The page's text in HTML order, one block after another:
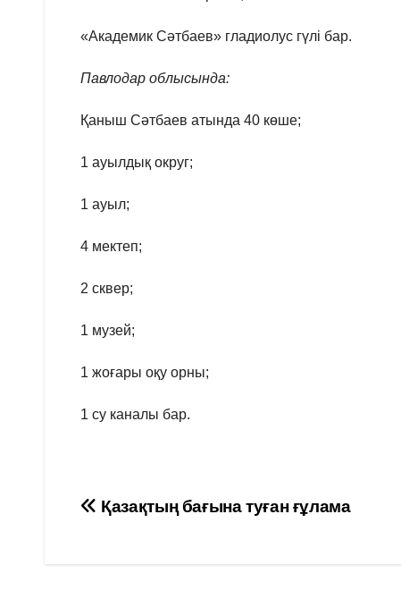
«Академик Сәтбаев» гладиолус гүлі бар.
Павлодар облысында:
Қаныш Сәтбаев атында 40 көше;
1 ауылдық округ;
1 ауыл;
4 мектеп;
2 сквер;
1 музей;
1 жоғары оқу орны;
1 су каналы бар.
Навигация
Қазақтың бағына туған ғұлама